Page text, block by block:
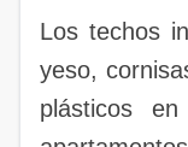
Los techos
yeso,
plásticos